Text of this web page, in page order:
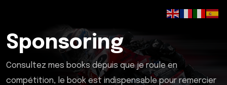
Sponsoring
Consultez mes books depuis que je roule en
compétition, le book est indispensable pour remercier